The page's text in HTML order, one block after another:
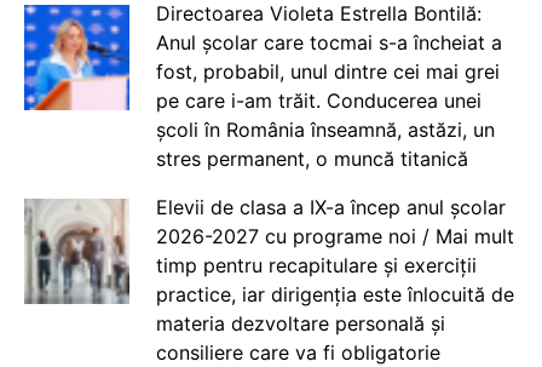
Directoarea Violeta Estrella Bontilă:
Anul școlar care tocmai s-a încheiat a
fost, probabil, unul dintre cei mai grei
pe care i-am trăit. Conducerea unei
școli în România înseamnă, astăzi, un
stres permanent, o muncă titanică
Elevii de clasa a IX-a încep anul școlar
2026-2027 cu programe noi / Mai mult
timp pentru recapitulare și exerciții
practice, iar dirigenția este înlocuită de
materia dezvoltare personală și
consiliere care va fi obligatorie